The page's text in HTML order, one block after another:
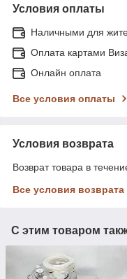
Условия оплаты
Наличными для
Оплата картами
Онлайн оплата
Все условия оплаты
Условия возврата
Возврат товара в
Все условия возврата
С этим товаром